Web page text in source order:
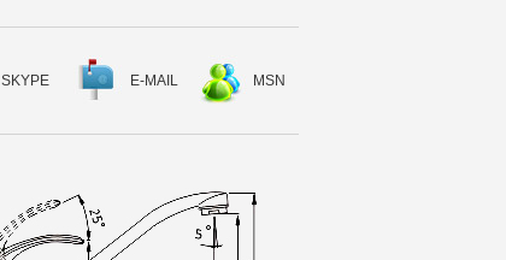
SKYPE E-MAIL MSN